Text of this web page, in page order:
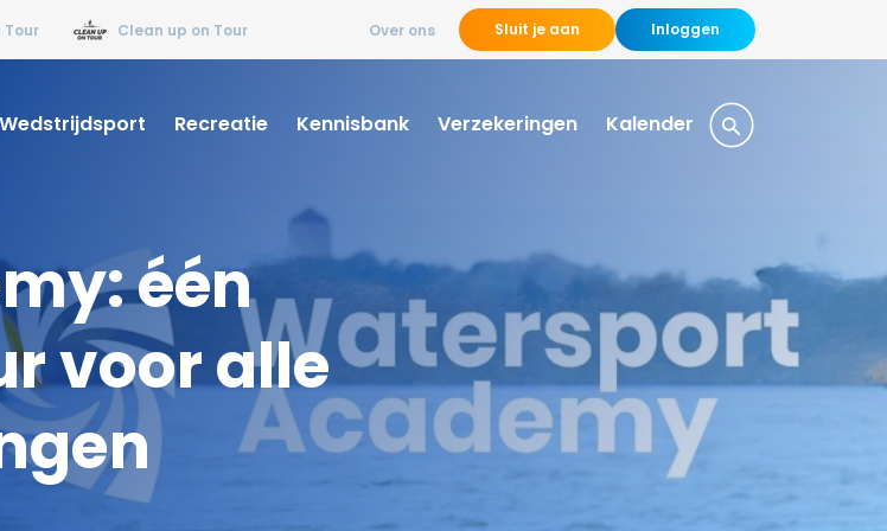
Tour Clean up on Tour Over ons Sluit je aan Inloggen
Wedstrijdsport Recreatie Kennisbank Verzekeringen Kalender
één
voor alle